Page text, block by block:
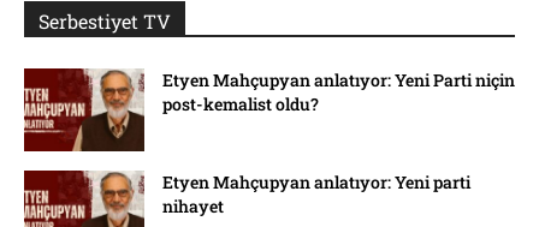
Serbestiyet TV
Etyen Mahçupyan anlatıyor: Yeni Parti niçin
post-kemalist oldu?
Etyen Mahçupyan anlatıyor: Yeni parti
nihayet